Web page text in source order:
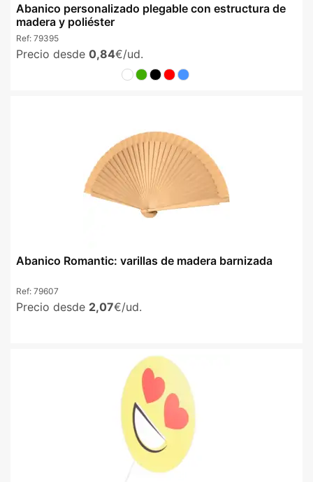
Abanico personalizado plegable con estructura de
madera y poliéster
Ref: 79395
Precio desde 0,84€/ud.
Abanico Romantic: varillas de madera barnizada
Ref: 79607
Precio desde 2,07€/ud.